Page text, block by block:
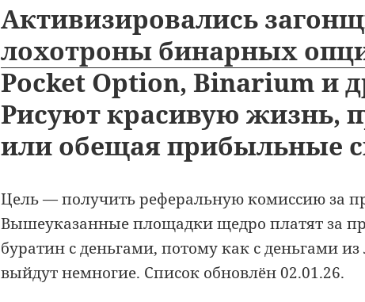
Активизировались
лохотроны бинарных
Pocket Option, Binarium и
Рисуют красивую жизнь,
или обещая прибыльные
Цель — получить реферальную комиссию за
Вышеуказанные площадки щедро платят за
буратин с деньгами, потому как с деньгами из
выйдут немногие. Список обновлён 02.01.26.